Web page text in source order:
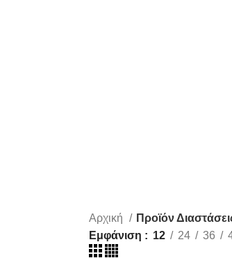
Αρχική Προϊόν
Εμφάνιση
12 24 36